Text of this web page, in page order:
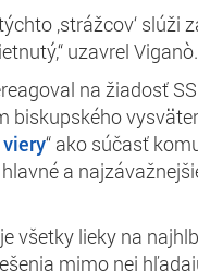
‚strážcov‘ slúži
uzavrel Viganò.
na žiadosť
biskupského
“ ako súčasť
a
všetky lieky na
mimo nej